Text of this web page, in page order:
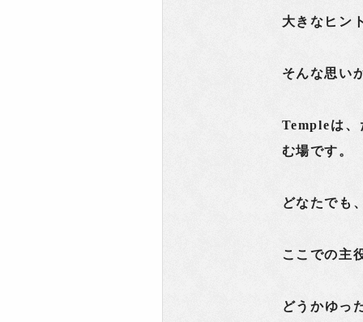
大きなヒン
そんな思い
Templeは
む場です。
どなたでも
ここでの主
どうかゆっ